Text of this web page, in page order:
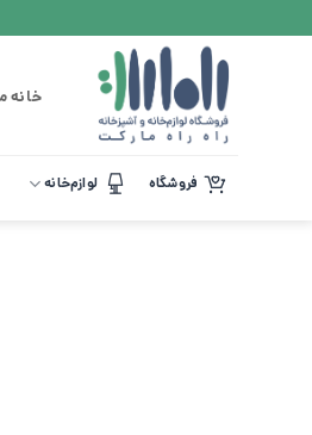
to
خانه
فروشگاه لوازم‌خانه